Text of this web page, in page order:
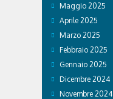
Maggio 2025
Aprile 2025
Marzo 2025
Febbraio 2025
Gennaio 2025
Dicembre 2024
Novembre 2024